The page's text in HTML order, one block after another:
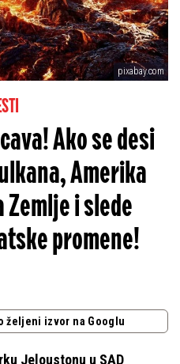
pixabay.com
Ako se desi
Amerika
i slede
promene!
željeni izvor na Googlu
Jeloustonu u SAD